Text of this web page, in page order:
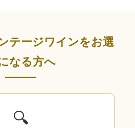
テージワインをお選
なる方へ
🔍